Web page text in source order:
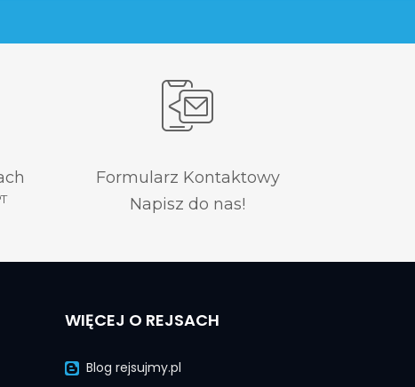
Formularz Kontaktowy
Napisz do nas!
WIĘCEJ O REJSACH
Blog rejsujmy.pl